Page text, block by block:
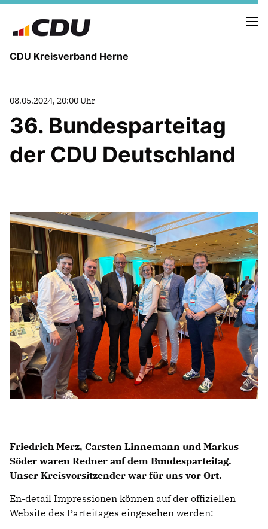
CDU Kreisverband Herne
ORTSVERBÄNDE
VEREINIGUNGEN
Fraktion
08.05.2024, 20:00 Uhr
36. Bundesparteitag
der CDU Deutschland
Friedrich Merz, Carsten Linnemann und Markus
Söder waren Redner auf dem Bundesparteitag.
Unser Kreisvorsitzender war für uns vor Ort.
En-detail Impressionen können auf der offiziellen
Website des Parteitages eingesehen werden: